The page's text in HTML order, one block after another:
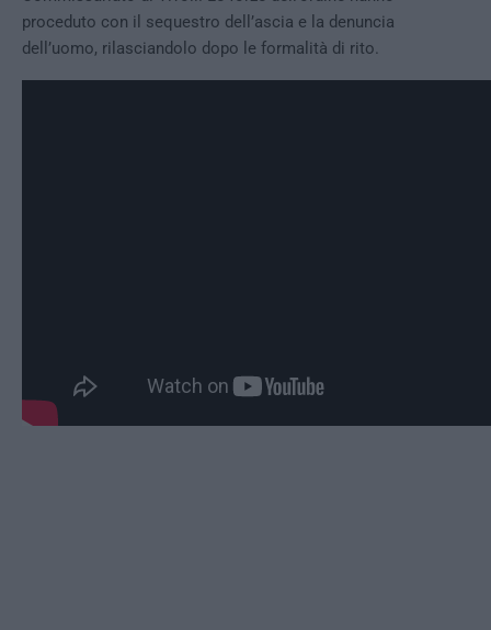
proceduto con il sequestro dell’ascia e la denuncia
dell’uomo, rilasciandolo dopo le formalità di rito.